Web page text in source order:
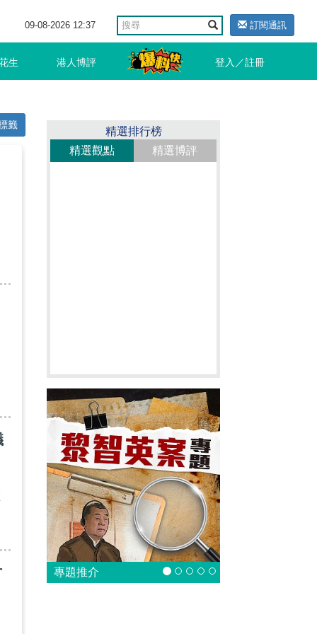
09-08-2026 12:37 訂閱通訊
生 港人博評 登入／註冊
籤
精選排行榜
精選觀點
精選博評
專題推介